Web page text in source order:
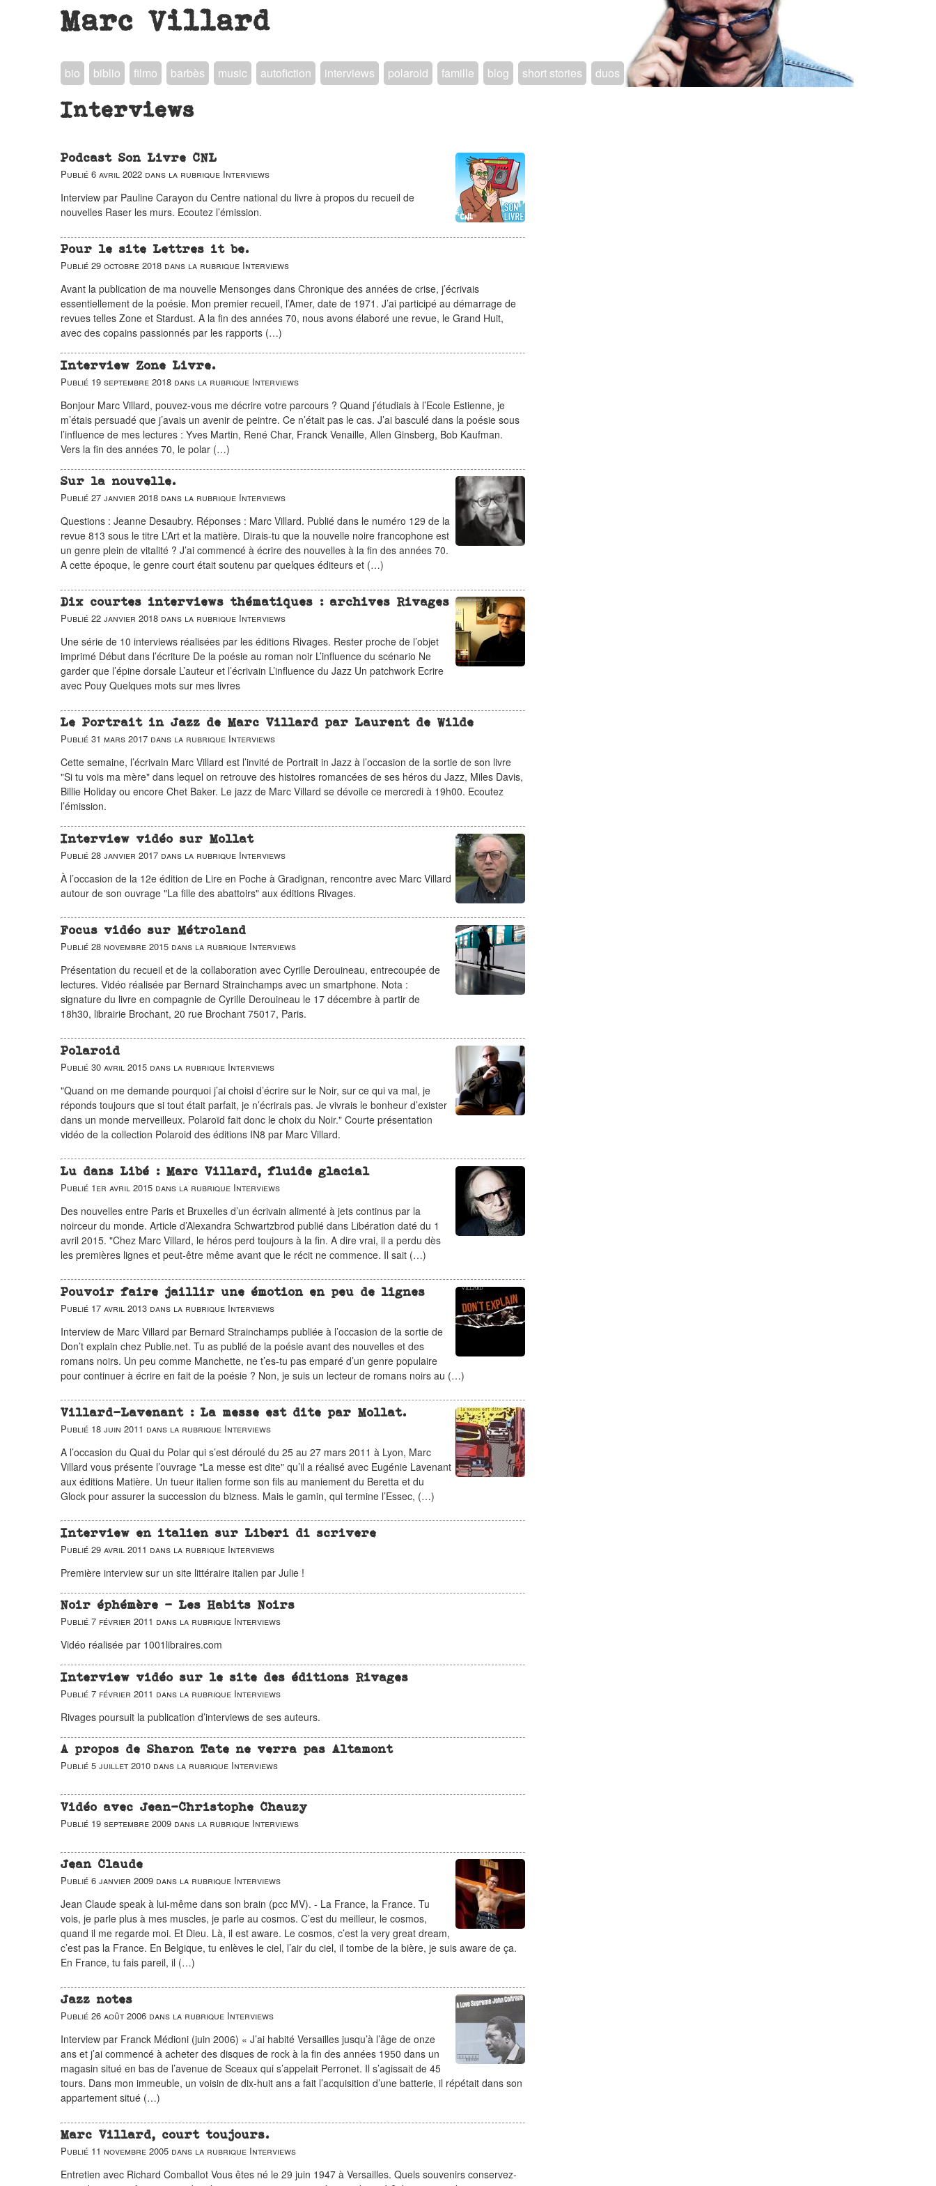
Marc Villard
bio biblio filmo barbès music autofiction interviews polaroid famille blog short stories duos
Interviews
Podcast Son Livre CNL
Publié 6 avril 2022 dans la rubrique Interviews
Interview par Pauline Carayon du Centre national du livre à propos du recueil de
nouvelles Raser les murs. Ecoutez l’émission.
Pour le site Lettres it be.
Publié 29 octobre 2018 dans la rubrique Interviews
Avant la publication de ma nouvelle Mensonges dans Chronique des années de crise, j’écrivais
essentiellement de la poésie. Mon premier recueil, l’Amer, date de 1971. J’ai participé au démarrage de
revues telles Zone et Stardust. A la fin des années 70, nous avons élaboré une revue, le Grand Huit,
avec des copains passionnés par les rapports (…)
Interview Zone Livre.
Publié 19 septembre 2018 dans la rubrique Interviews
Bonjour Marc Villard, pouvez-vous me décrire votre parcours ? Quand j’étudiais à l’Ecole Estienne, je
m’étais persuadé que j’avais un avenir de peintre. Ce n’était pas le cas. J’ai basculé dans la poésie sous
l’influence de mes lectures : Yves Martin, René Char, Franck Venaille, Allen Ginsberg, Bob Kaufman.
Vers la fin des années 70, le polar (…)
Sur la nouvelle.
Publié 27 janvier 2018 dans la rubrique Interviews
Questions : Jeanne Desaubry. Réponses : Marc Villard. Publié dans le numéro 129 de la
revue 813 sous le titre L’Art et la matière. Dirais-tu que la nouvelle noire francophone est
un genre plein de vitalité ? J’ai commencé à écrire des nouvelles à la fin des années 70.
A cette époque, le genre court était soutenu par quelques éditeurs et (…)
Dix courtes interviews thématiques : archives Rivages
Publié 22 janvier 2018 dans la rubrique Interviews
Une série de 10 interviews réalisées par les éditions Rivages. Rester proche de l’objet
imprimé Début dans l’écriture De la poésie au roman noir L’influence du scénario Ne
garder que l’épine dorsale L’auteur et l’écrivain L’influence du Jazz Un patchwork Ecrire
avec Pouy Quelques mots sur mes livres
Le Portrait in Jazz de Marc Villard par Laurent de Wilde
Publié 31 mars 2017 dans la rubrique Interviews
Cette semaine, l’écrivain Marc Villard est l’invité de Portrait in Jazz à l’occasion de la sortie de son livre
"Si tu vois ma mère" dans lequel on retrouve des histoires romancées de ses héros du Jazz, Miles Davis,
Billie Holiday ou encore Chet Baker. Le jazz de Marc Villard se dévoile ce mercredi à 19h00. Ecoutez
l’émission.
Interview vidéo sur Mollat
Publié 28 janvier 2017 dans la rubrique Interviews
À l’occasion de la 12e édition de Lire en Poche à Gradignan, rencontre avec Marc Villard
autour de son ouvrage "La fille des abattoirs" aux éditions Rivages.
Focus vidéo sur Métroland
Publié 28 novembre 2015 dans la rubrique Interviews
Présentation du recueil et de la collaboration avec Cyrille Derouineau, entrecoupée de
lectures. Vidéo réalisée par Bernard Strainchamps avec un smartphone. Nota :
signature du livre en compagnie de Cyrille Derouineau le 17 décembre à partir de
18h30, librairie Brochant, 20 rue Brochant 75017, Paris.
Polaroid
Publié 30 avril 2015 dans la rubrique Interviews
"Quand on me demande pourquoi j’ai choisi d’écrire sur le Noir, sur ce qui va mal, je
réponds toujours que si tout était parfait, je n’écrirais pas. Je vivrais le bonheur d’exister
dans un monde merveilleux. Polaroïd fait donc le choix du Noir." Courte présentation
vidéo de la collection Polaroid des éditions IN8 par Marc Villard.
Lu dans Libé : Marc Villard, fluide glacial
Publié 1er avril 2015 dans la rubrique Interviews
Des nouvelles entre Paris et Bruxelles d’un écrivain alimenté à jets continus par la
noirceur du monde. Article d’Alexandra Schwartzbrod publié dans Libération daté du 1
avril 2015. "Chez Marc Villard, le héros perd toujours à la fin. A dire vrai, il a perdu dès
les premières lignes et peut-être même avant que le récit ne commence. Il sait (…)
Pouvoir faire jaillir une émotion en peu de lignes
Publié 17 avril 2013 dans la rubrique Interviews
Interview de Marc Villard par Bernard Strainchamps publiée à l’occasion de la sortie de
Don’t explain chez Publie.net. Tu as publié de la poésie avant des nouvelles et des
romans noirs. Un peu comme Manchette, ne t’es-tu pas emparé d’un genre populaire
pour continuer à écrire en fait de la poésie ? Non, je suis un lecteur de romans noirs au (…)
Villard-Lavenant : La messe est dite par Mollat.
Publié 18 juin 2011 dans la rubrique Interviews
A l’occasion du Quai du Polar qui s’est déroulé du 25 au 27 mars 2011 à Lyon, Marc
Villard vous présente l’ouvrage "La messe est dite" qu’il a réalisé avec Eugénie Lavenant
aux éditions Matière. Un tueur italien forme son fils au maniement du Beretta et du
Glock pour assurer la succession du bizness. Mais le gamin, qui termine l’Essec, (…)
Interview en italien sur Liberi di scrivere
Publié 29 avril 2011 dans la rubrique Interviews
Première interview sur un site littéraire italien par Julie !
Noir éphémère - Les Habits Noirs
Publié 7 février 2011 dans la rubrique Interviews
Vidéo réalisée par 1001libraires.com
Interview vidéo sur le site des éditions Rivages
Publié 7 février 2011 dans la rubrique Interviews
Rivages poursuit la publication d’interviews de ses auteurs.
A propos de Sharon Tate ne verra pas Altamont
Publié 5 juillet 2010 dans la rubrique Interviews
Vidéo avec Jean-Christophe Chauzy
Publié 19 septembre 2009 dans la rubrique Interviews
Jean Claude
Publié 6 janvier 2009 dans la rubrique Interviews
Jean Claude speak à lui-même dans son brain (pcc MV). - La France, la France. Tu
vois, je parle plus à mes muscles, je parle au cosmos. C’est du meilleur, le cosmos,
quand il me regarde moi. Et Dieu. Là, il est aware. Le cosmos, c’est la very great dream,
c’est pas la France. En Belgique, tu enlèves le ciel, l’air du ciel, il tombe de la bière, je suis aware de ça.
En France, tu fais pareil, il (…)
Jazz notes
Publié 26 août 2006 dans la rubrique Interviews
Interview par Franck Médioni (juin 2006) « J’ai habité Versailles jusqu’à l’âge de onze
ans et j’ai commencé à acheter des disques de rock à la fin des années 1950 dans un
magasin situé en bas de l’avenue de Sceaux qui s’appelait Perronet. Il s’agissait de 45
tours. Dans mon immeuble, un voisin de dix-huit ans a fait l’acquisition d’une batterie, il répétait dans son
appartement situé (…)
Marc Villard, court toujours.
Publié 11 novembre 2005 dans la rubrique Interviews
Entretien avec Richard Comballot Vous êtes né le 29 juin 1947 à Versailles. Quels souvenirs conservez-